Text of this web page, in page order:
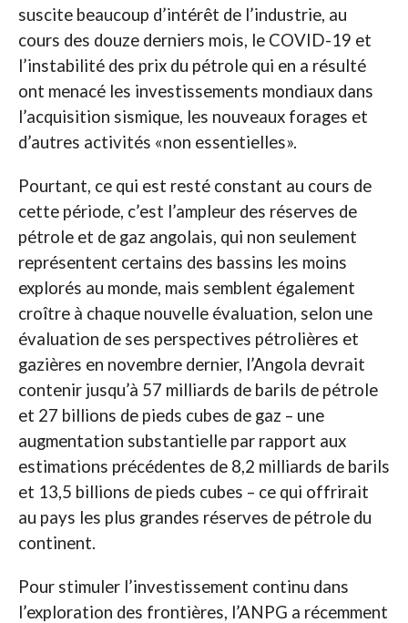
suscite beaucoup d’intérêt de l’industrie, au
cours des douze derniers mois, le COVID-19 et
l’instabilité des prix du pétrole qui en a résulté
ont menacé les investissements mondiaux dans
l’acquisition sismique, les nouveaux forages et
d’autres activités «non essentielles».
Pourtant, ce qui est resté constant au cours de
cette période, c’est l’ampleur des réserves de
pétrole et de gaz angolais, qui non seulement
représentent certains des bassins les moins
explorés au monde, mais semblent également
croître à chaque nouvelle évaluation, selon une
évaluation de ses perspectives pétrolières et
gazières en novembre dernier, l’Angola devrait
contenir jusqu’à 57 milliards de barils de pétrole
et 27 billions de pieds cubes de gaz – une
augmentation substantielle par rapport aux
estimations précédentes de 8,2 milliards de barils
et 13,5 billions de pieds cubes – ce qui offrirait
au pays les plus grandes réserves de pétrole du
continent.
Pour stimuler l’investissement continu dans
l’exploration des frontières, l’ANPG a récemment